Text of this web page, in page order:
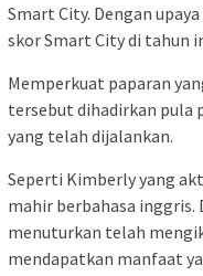
Smart City. Dengan
skor Smart City di tahun
Memperkuat paparan
tersebut dihadirkan pula
yang telah dijalankan.
Seperti Kimberly yang
mahir berbahasa inggris.
menuturkan telah
mendapatkan manfaat